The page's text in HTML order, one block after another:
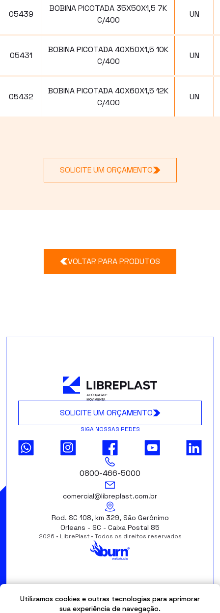
05439
BOBINA PICOTADA 35X50X1,5 7K
C/400
UN
05431
BOBINA PICOTADA 40X50X1,5 10K
C/400
UN
05432
BOBINA PICOTADA 40X60X1,5 12K
C/400
UN
SOLICITE UM ORÇAMENTO
VOLTAR PARA PRODUTOS
SOLICITE UM ORÇAMENTO
SIGA NOSSAS REDES
0800-466-5000
comercial@libreplast.com.br
Rod. SC 108, km 329, São Gerônimo
Orleans - SC - Caixa Postal 85
2026 • LibrePlast • Todos os direitos reservados
Utilizamos cookies e outras tecnologias para aprimorar
sua experiência de navegação.